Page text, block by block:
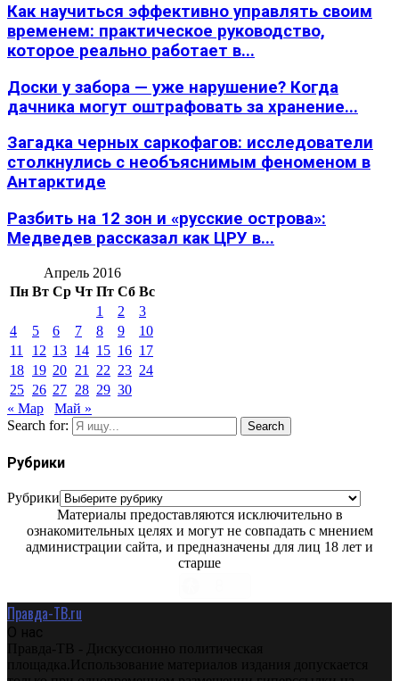
Как научиться эффективно управлять своим
временем: практическое руководство,
которое реально работает в...
Доски у забора — уже нарушение? Когда
дачника могут оштрафовать за хранение...
Загадка черных саркофагов: исследователи
столкнулись с необъяснимым феноменом в
Антарктиде
Разбить на 12 зон и «русские острова»:
Медведев рассказал как ЦРУ в...
Апрель 2016
Пн Вт Ср Чт Пт Сб Вс
1
2
3
4
5 6 7 8 9
10
11
12 13 14 15 16 17
18 19 20 21 22 23 24
25 26 27 28 29 30
« Мар
Май »
Search for:
Search
Рубрики
Рубрики
Материалы предоставляются исключительно в
ознакомительных целях и могут не совпадать с мнением
администрации сайта, и предназначены для лиц 18 лет и
старше
Правда-ТВ.ru
О нас
Правда-ТВ - Дискуссионно политическая
площадка.Использование материалов издания допускается